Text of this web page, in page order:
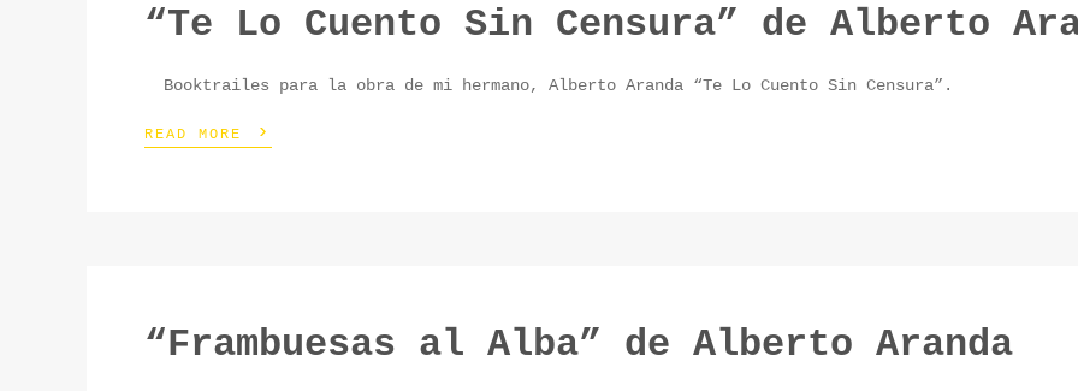
“Te Lo Cuento Sin Censura” de Alberto
Booktrailes para la obra de mi hermano, Alberto Aranda “Te Lo Cuento Sin Censura”.
READ MORE ›
“Frambuesas al Alba” de Alberto Aranda